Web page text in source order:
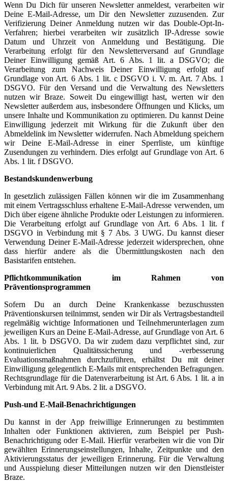
Wenn Du Dich für unseren Newsletter anmeldest, verarbeiten wir
Deine E-Mail-Adresse, um Dir den Newsletter zuzusenden. Zur
Verifizierung Deiner Anmeldung nutzen wir das Double-Opt-In-
Verfahren; hierbei verarbeiten wir zusätzlich IP-Adresse sowie
Datum und Uhrzeit von Anmeldung und Bestätigung. Die
Verarbeitung erfolgt für den Newsletterversand auf Grundlage
Deiner Einwilligung gemäß Art. 6 Abs. 1 lit. a DSGVO; die
Verarbeitung zum Nachweis Deiner Einwilligung erfolgt auf
Grundlage von Art. 6 Abs. 1 lit. c DSGVO i. V. m. Art. 7 Abs. 1
DSGVO. Für den Versand und die Verwaltung des Newsletters
nutzen wir Braze. Soweit Du eingewilligt hast, werten wir den
Newsletter außerdem aus, insbesondere Öffnungen und Klicks, um
unsere Inhalte und Kommunikation zu optimieren. Du kannst Deine
Einwilligung jederzeit mit Wirkung für die Zukunft über den
Abmeldelink im Newsletter widerrufen. Nach Abmeldung speichern
wir Deine E-Mail-Adresse in einer Sperrliste, um künftige
Zusendungen zu verhindern. Dies erfolgt auf Grundlage von Art. 6
Abs. 1 lit. f DSGVO.
Bestandskundenwerbung
In gesetzlich zulässigen Fällen können wir die im Zusammenhang
mit einem Vertragsschluss erhaltene E-Mail-Adresse verwenden, um
Dich über eigene ähnliche Produkte oder Leistungen zu informieren.
Die Verarbeitung erfolgt auf Grundlage von Art. 6 Abs. 1 lit. f
DSGVO in Verbindung mit § 7 Abs. 3 UWG. Du kannst dieser
Verwendung Deiner E-Mail-Adresse jederzeit widersprechen, ohne
dass hierfür andere als die Übermittlungskosten nach den
Basistarifen entstehen.
Pflichtkommunikation im Rahmen von
Präventionsprogrammen
Sofern Du an durch Deine Krankenkasse bezuschussten
Präventionskursen teilnimmst, senden wir Dir als Vertragsbestandteil
regelmäßig wichtige Informationen und Teilnehmerunterlagen zum
jeweiligen Kurs an Deine E-Mail-Adresse, auf Grundlage von Art. 6
Abs. 1 lit. b DSGVO. Da wir zudem dazu verpflichtet sind, zur
kontinuierlichen Qualitätssicherung und -verbesserung
Evaluationsmaßnahmen durchzuführen, erhältst Du mit deiner
Einwilligung gelegentlich E-Mails mit entsprechenden Befragungen.
Rechtsgrundlage für die Datenverarbeitung ist Art. 6 Abs. 1 lit. a in
Verbindung mit Art. 9 Abs. 2 lit. a DSGVO.
Push-und E-Mail-Benachrichtigungen
Du kannst in der App freiwillige Erinnerungen zu bestimmten
Inhalten oder Funktionen aktivieren, zum Beispiel per Push-
Benachrichtigung oder E-Mail. Hierfür verarbeiten wir die von Dir
gewählten Erinnerungseinstellungen, Inhalte, Zeitpunkte und den
Aktivierungsstatus der jeweiligen Erinnerung. Für die Verwaltung
und Ausspielung dieser Mitteilungen nutzen wir den Dienstleister
Braze.